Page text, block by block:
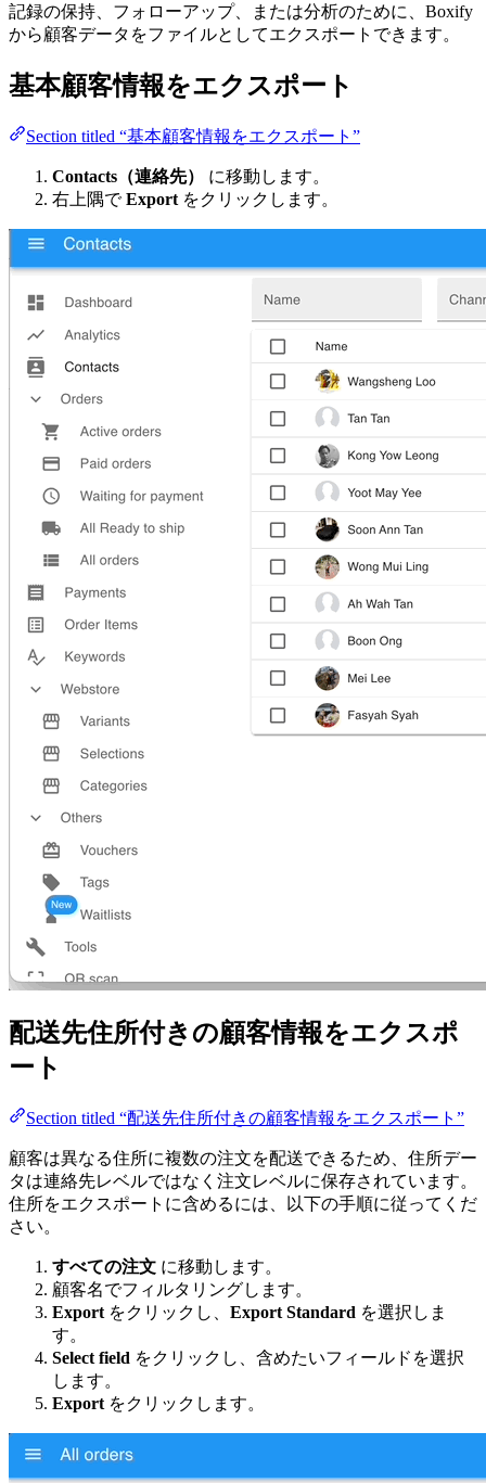
記録の保持、フォローアップ、または分析のために、Boxify
から顧客データをファイルとしてエクスポートできます。
基本顧客情報をエクスポート
Section titled “基本顧客情報をエクスポート”
Contacts（連絡先）
に移動します。
右上隅でExport をクリックします。
配送先住所付きの顧客情報をエクスポ
ート
Section titled “配送先住所付きの顧客情報をエクスポート”
顧客は異なる住所に複数の注文を配送できるため、住所デー
タは連絡先レベルではなく注文レベルに保存されています。
住所をエクスポートに含めるには、以下の手順に従ってくだ
さい。
すべての注文 に移動します。
顧客名でフィルタリングします。
Export をクリックし、 Export Standard を選択しま
す。
Select field をクリックし、含めたいフィールドを選択
します。
Export をクリックします。